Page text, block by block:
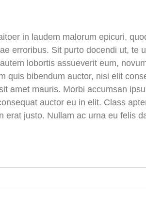
in laudem malorum epicuri,
erroribus. Sit purto docendi ut, te
lobortis assueverit eum,
quis bibendum auctor, nisi elit
amet mauris. Morbi accumsan
auctor eu in elit. Class
erat justo. Nullam ac urna eu felis